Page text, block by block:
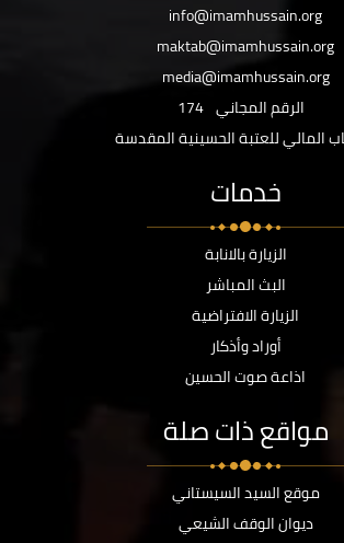
info@imamhussain.org
maktab@imamhussain.org
media@imamhussain.org
الرقم المجاني 174
المالي للعتبة الحسينية المقدسة
خدمات
الزيارة بالانابة
البث المباشر
الزيارة الافتراضية
أوراد وأذكار
اذاعة صوت الحسين
مواقع ذات صلة
موقع السيد السيستاني
ديوان الوقف الشيعي